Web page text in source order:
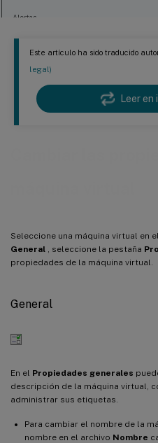
Este artículo ha sido traducido
legal)
Leer en
Seleccione una máquina virtual en
General , seleccione la pestaña
propiedades de la máquina virtual.
General
En el Propiedades generales
descripción de la máquina virtual,
administrar sus etiquetas.
Para cambiar el nombre de la
nombre en el archivo Nombre
Alertas
Servidor doméstico
Opciones avanzadas (optimización)